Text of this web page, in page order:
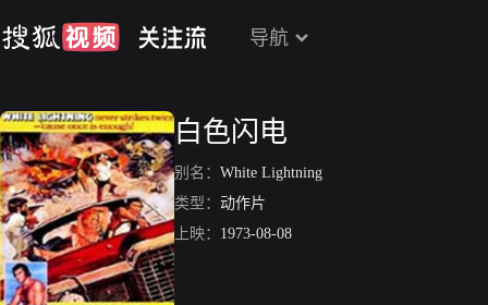
导航
白色闪电
别名： White Lightning
类型： 动作片
上映： 1973-08-08